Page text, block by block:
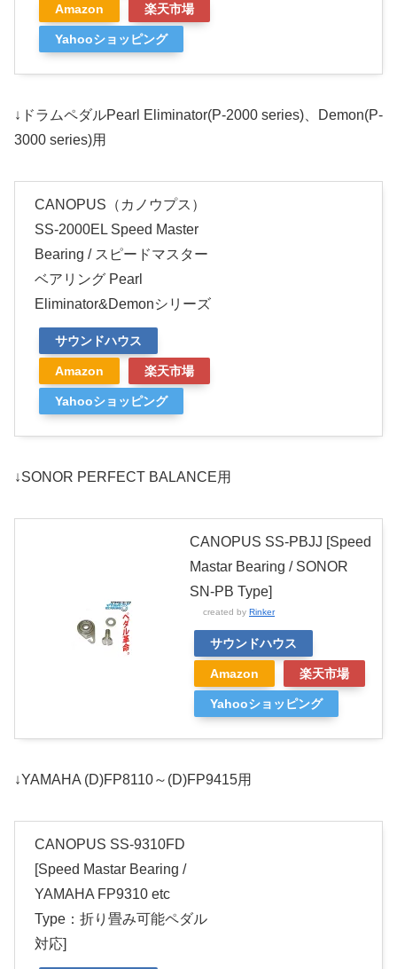
Amazon 楽天市場
Yahooショッピング
↓ドラムペダルPearl Eliminator(P-2000 series)、Demon(P-
3000 series)用
CANOPUS（カノウプス）
SS-2000EL Speed Master
Bearing / スピードマスター
ベアリング Pearl
Eliminator&Demonシリーズ
サウンドハウス
Amazon 楽天市場
Yahooショッピング
↓SONOR PERFECT BALANCE用
CANOPUS SS-PBJJ [Speed
Mastar Bearing / SONOR
SN-PB Type]
created by Rinker
サウンドハウス
Amazon 楽天市場
Yahooショッピング
↓YAMAHA (D)FP8110～(D)FP9415用
CANOPUS SS-9310FD
[Speed Mastar Bearing /
YAMAHA FP9310 etc
Type：折り畳み可能ペダル
対応]